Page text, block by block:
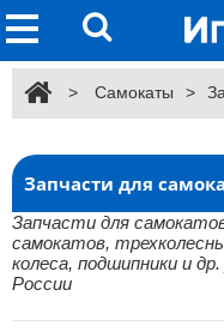
> Самокаты >
Запчасти для
Запчасти для
самокатов,
колеса, подшипники и
России